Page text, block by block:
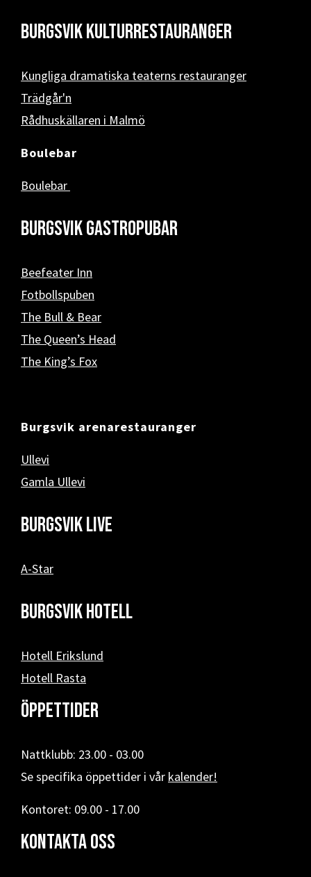
Burgsvik kulturrestauranger
Kungliga dramatiska teaterns restauranger
Trädgår'n
Rådhuskällaren i Malmö
Boulebar
Boulebar
Burgsvik Gastropubar
Beefeater Inn
Fotbollspuben
The Bull & Bear
The Queen’s Head
The King’s Fox
Burgsvik arenarestauranger
Ullevi
Gamla Ullevi
Burgsvik Live
A-Star
Burgsvik hotell
Hotell Erikslund
Hotell Rasta
Öppettider
Nattklubb: 23.00 - 03.00
Se specifika öppettider i vår kalender!
Kontoret: 09.00 - 17.00
Kontakta oss